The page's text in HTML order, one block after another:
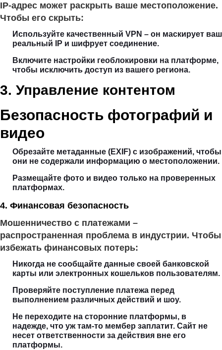
IP-адрес может раскрыть ваше местоположение.
Чтобы его скрыть:
Используйте качественный VPN – он маскирует ваш
реальный IP и шифрует соединение.
Включите настройки геоблокировки на платформе,
чтобы исключить доступ из вашего региона.
3. Управление контентом
Безопасность фотографий и
видео
Обрезайте метаданные (EXIF) с изображений, чтобы
они не содержали информацию о местоположении.
Размещайте фото и видео только на проверенных
платформах.
4. Финансовая безопасность
Мошенничество с платежами –
распространенная проблема в индустрии. Чтобы
избежать финансовых потерь:
Никогда не сообщайте данные своей банковской
карты или электронных кошельков пользователям.
Проверяйте поступление платежа перед
выполнением различных действий и шоу.
Не переходите на сторонние платформы, в
надежде, что уж там-то мембер заплатит. Сайт не
несет ответственности за действия вне его
платформы.